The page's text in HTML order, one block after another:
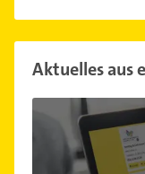
Aktuelles aus